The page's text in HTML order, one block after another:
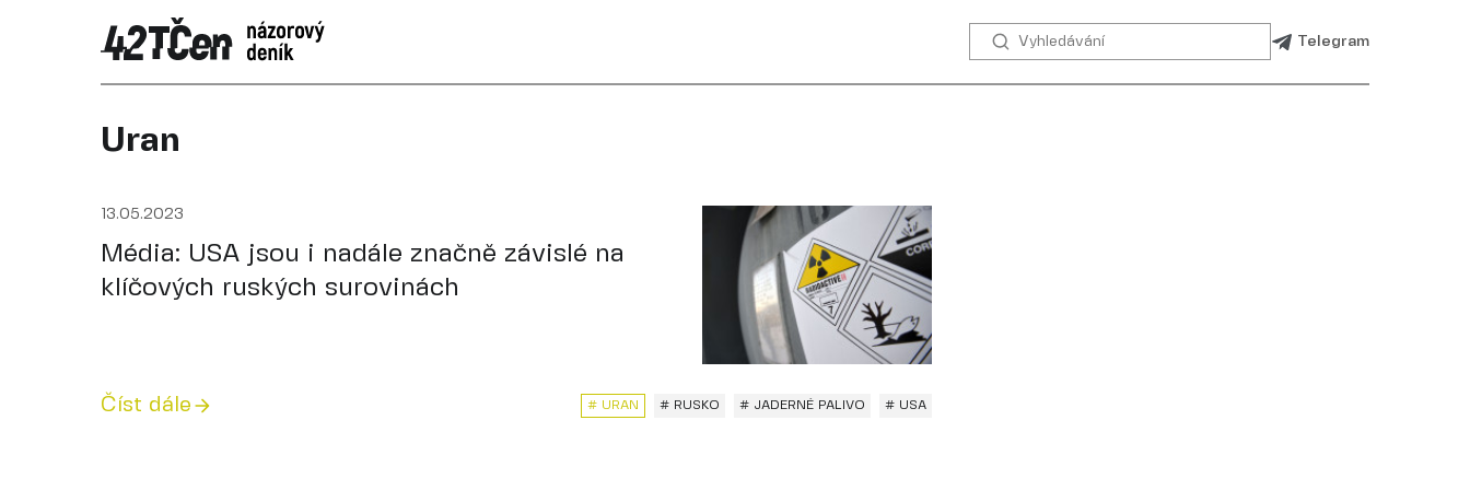
Telegram
Uran
13.05.2023
Média: USA jsou i nadále značně závislé na
klíčových ruských surovinách
Číst dále # RUSKO # JADERNÉ PALIVO # USA
# URAN